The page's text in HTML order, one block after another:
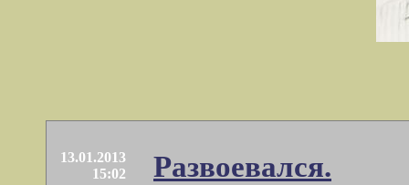
13.01.2013
15:02
Развоевался.